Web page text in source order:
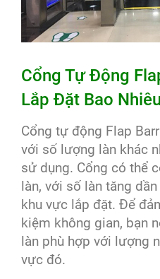
Cổng Tự Động
Lắp Đặt Bao
Cổng tự động Flap
với số lượng làn khác
sử dụng. Cổng có thể
làn, với số làn tăng
khu vực lắp đặt. Để
kiệm không gian, bạn
làn phù hợp với lượng
vực đó.